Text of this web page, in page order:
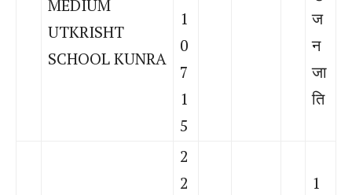
MEDIUM
UTKRISHT
SCHOOL KUNRA
1
0
7
1
5
ज
न
जा
ति
2
2
1